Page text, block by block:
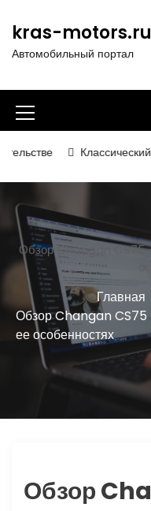
т
к
д
м
kras-motors.ru
Автомобильный портал
И
к
о
н
к
а
м
е
н
Классический Porsche
Обзор Changan CS75
Главная
Обзор Changan CS75
ее особенностях
Обзор